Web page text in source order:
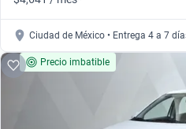
Ciudad de México • Entrega 4 a 7
Precio imbatible